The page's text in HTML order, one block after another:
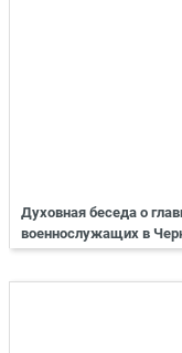
Духовная беседа о
военнослужащих в